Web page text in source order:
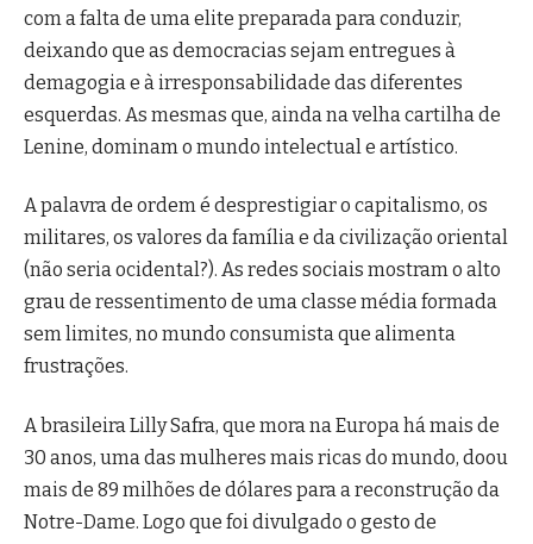
com a falta de uma elite preparada para conduzir,
deixando que as democracias sejam entregues à
demagogia e à irresponsabilidade das diferentes
esquerdas. As mesmas que, ainda na velha cartilha de
Lenine, dominam o mundo intelectual e artístico.
A palavra de ordem é desprestigiar o capitalismo, os
militares, os valores da família e da civilização oriental
(não seria ocidental?). As redes sociais mostram o alto
grau de ressentimento de uma classe média formada
sem limites, no mundo consumista que alimenta
frustrações.
A brasileira Lilly Safra, que mora na Europa há mais de
30 anos, uma das mulheres mais ricas do mundo, doou
mais de 89 milhões de dólares para a reconstrução da
Notre-Dame. Logo que foi divulgado o gesto de